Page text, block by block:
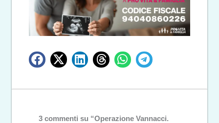
3 commenti su “Operazione Vannacci.